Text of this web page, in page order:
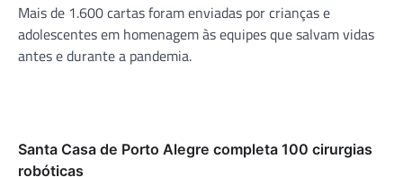
Mais de 1.600 cartas foram enviadas por crianças e
adolescentes em homenagem às equipes que salvam vidas
antes e durante a pandemia.
Santa Casa de Porto Alegre completa 100 cirurgias
robóticas